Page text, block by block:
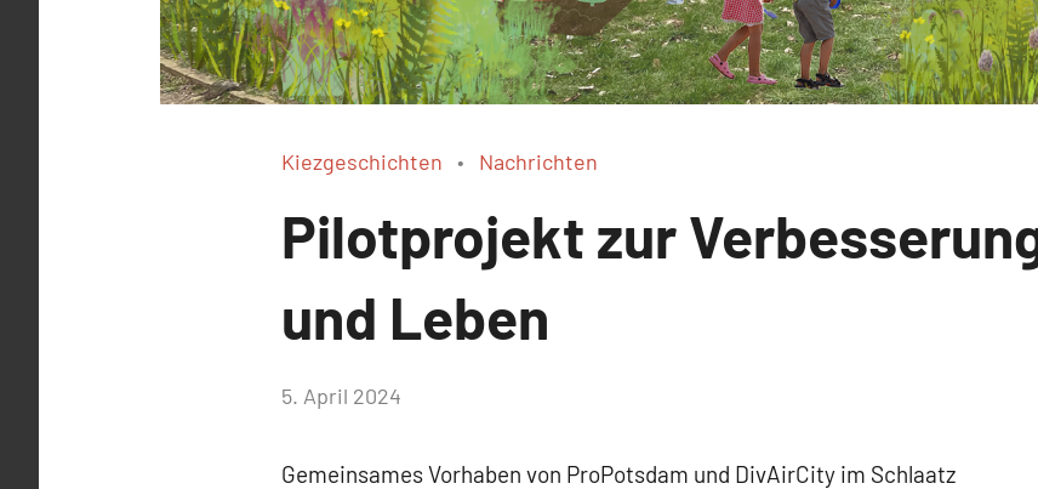
Kiezgeschichten Nachrichten
Pilotprojekt zur
und Leben
von
Braun
5. April 2024
Gemeinsames Vorhaben von ProPotsdam und DivAirCity im Schlaatz